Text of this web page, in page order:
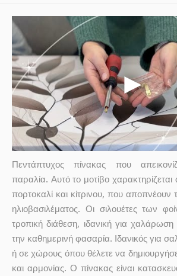
Πεντάπτυχος πίνακας που
παραλία. Αυτό το μοτίβο
πορτοκαλί και κίτρινου, που αποπνέουν
ηλιοβασιλέματος. Οι σιλουέτες των
τροπική διάθεση, ιδανική για
την καθημερινή φασαρία. Ιδανικός για
ή σε χώρους όπου θέλετε να
και αρμονίας. Ο πίνακας είναι